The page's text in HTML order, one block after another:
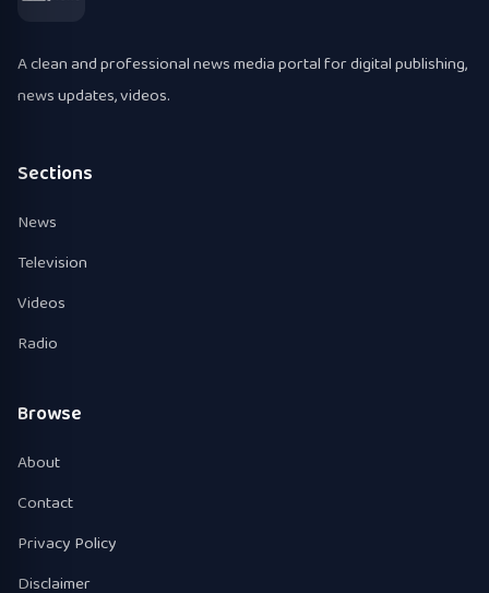
A clean and professional news media portal for digital publishing,
news updates, videos.
Sections
News
Television
Videos
Radio
Browse
About
Contact
Privacy Policy
Disclaimer